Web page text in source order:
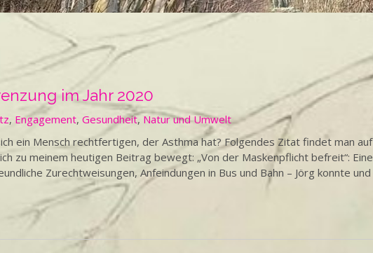
im Jahr 2020
, Engagement, Gesundheit, Natur und Umwelt
ein Mensch rechtfertigen, der Asthma hat? Folgendes Zitat findet man auf
zu meinem heutigen Beitrag bewegt: „Von der Maskenpflicht befreit“: Eine
Zurechtweisungen, Anfeindungen in Bus und Bahn – Jörg konnte und